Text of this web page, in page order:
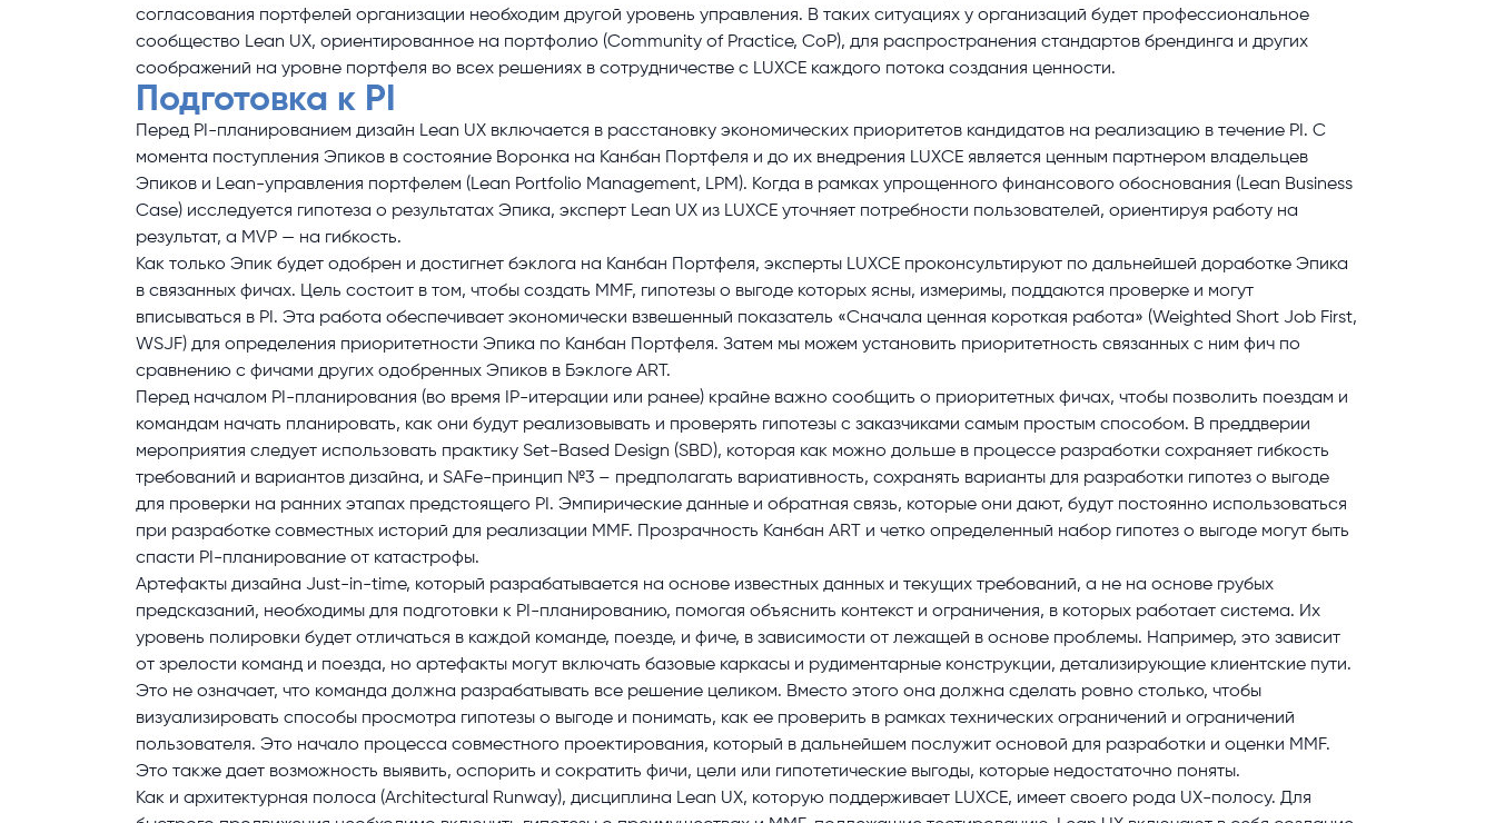
согласования портфелей организации необходим другой уровень управления. В таких ситуациях у организаций будет профессиональное
сообщество Lean UX, ориентированное на портфолио (Community of Practice, CoP), для распространения стандартов брендинга и других
соображений на уровне портфеля во всех решениях в сотрудничестве с LUXCE каждого потока создания ценности.
Подготовка к PI
Перед PI-планированием дизайн Lean UX включается в расстановку экономических приоритетов кандидатов на реализацию в течение PI. С
момента поступления Эпиков в состояние Воронка на Канбан Портфеля и до их внедрения LUXCE является ценным партнером владельцев
Эпиков и Lean-управления портфелем (Lean Portfolio Management, LPM). Когда в рамках упрощенного финансового обоснования (Lean Business
Case) исследуется гипотеза о результатах Эпика, эксперт Lean UX из LUXCE уточняет потребности пользователей, ориентируя работу на
результат, а MVP — на гибкость.
Как только Эпик будет одобрен и достигнет бэклога на Канбан Портфеля, эксперты LUXCE проконсультируют по дальнейшей доработке Эпика
в связанных фичах. Цель состоит в том, чтобы создать MMF, гипотезы о выгоде которых ясны, измеримы, поддаются проверке и могут
вписываться в PI. Эта работа обеспечивает экономически взвешенный показатель «Сначала ценная короткая работа» (Weighted Short Job First,
WSJF) для определения приоритетности Эпика по Канбан Портфеля. Затем мы можем установить приоритетность связанных с ним фич по
сравнению с фичами других одобренных Эпиков в Бэклоге ART.
Перед началом PI-планирования (во время IP-итерации или ранее) крайне важно сообщить о приоритетных фичах, чтобы позволить поездам и
командам начать планировать, как они будут реализовывать и проверять гипотезы с заказчиками самым простым способом. В преддверии
мероприятия следует использовать практику Set-Based Design (SBD), которая как можно дольше в процессе разработки сохраняет гибкость
требований и вариантов дизайна, и SAFe-принцип №3 – предполагать вариативность, сохранять варианты для разработки гипотез о выгоде
для проверки на ранних этапах предстоящего PI. Эмпирические данные и обратная связь, которые они дают, будут постоянно использоваться
при разработке совместных историй для реализации MMF. Прозрачность Канбан ART и четко определенный набор гипотез о выгоде могут быть
спасти PI-планирование от катастрофы.
Артефакты дизайна Just-in-time, который разрабатывается на основе известных данных и текущих требований, а не на основе грубых
предсказаний, необходимы для подготовки к PI-планированию, помогая объяснить контекст и ограничения, в которых работает система. Их
уровень полировки будет отличаться в каждой команде, поезде, и фиче, в зависимости от лежащей в основе проблемы. Например, это зависит
от зрелости команд и поезда, но артефакты могут включать базовые каркасы и рудиментарные конструкции, детализирующие клиентские пути.
Это не означает, что команда должна разрабатывать все решение целиком. Вместо этого она должна сделать ровно столько, чтобы
визуализировать способы просмотра гипотезы о выгоде и понимать, как ее проверить в рамках технических ограничений и ограничений
пользователя. Это начало процесса совместного проектирования, который в дальнейшем послужит основой для разработки и оценки MMF.
Это также дает возможность выявить, оспорить и сократить фичи, цели или гипотетические выгоды, которые недостаточно поняты.
Как и архитектурная полоса (Architectural Runway), дисциплина Lean UX, которую поддерживает LUXCE, имеет своего рода UX-полосу. Для